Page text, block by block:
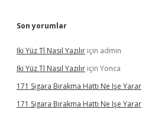
Son yorumlar
Iki Yüz Tl Nasıl Yazılır için admin
Iki Yüz Tl Nasıl Yazılır için Yonca
171 Sigara Bırakma Hattı Ne Işe Yarar
171 Sigara Bırakma Hattı Ne Işe Yarar